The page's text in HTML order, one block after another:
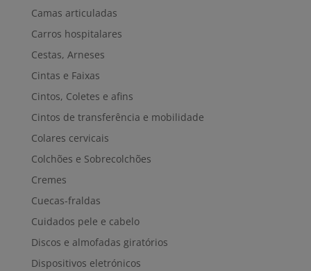
Camas articuladas
Carros hospitalares
Cestas, Arneses
Cintas e Faixas
Cintos, Coletes e afins
Cintos de transferência e mobilidade
Colares cervicais
Colchões e Sobrecolchões
Cremes
Cuecas-fraldas
Cuidados pele e cabelo
Discos e almofadas giratórios
Dispositivos eletrónicos